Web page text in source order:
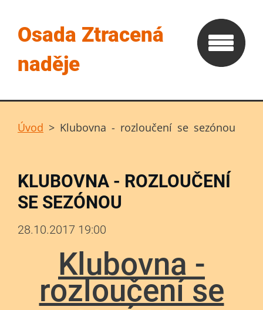
Osada Ztracená
naděje
Úvod > Klubovna - rozloučení se sezónou
KLUBOVNA - ROZLOUČENÍ
SE SEZÓNOU
28.10.2017 19:00
Klubovna -
rozloučení se